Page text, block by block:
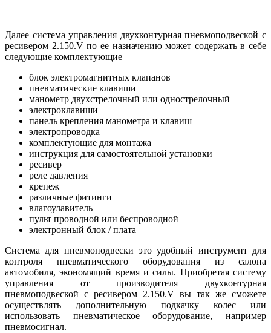
Далее система управления двухконтурная пневмоподвеской с
ресивером 2.150.V по ее назначению может содержать в себе
следующие комплектующие
блок электромагнитных клапанов
пневматические клавиши
манометр двухстрелочный или однострелочный
электроклавиши
панель крепления манометра и клавиш
электропроводка
комплектующие для монтажа
инструкция для самостоятельной установки
ресивер
реле давления
крепеж
различные фитинги
влагоулавитель
пульт проводной или беспроводной
электронный блок / плата
Система для пневмоподвески это удобный инструмент для
контроля пневматического оборудования из салона
автомобиля, экономящий время и силы. Приобретая систему
управления от производителя двухконтурная
пневмоподвеской с ресивером 2.150.V вы так же сможете
осуществлять дополнительную подкачку колес или
использовать пневматическое оборудование, например
пневмосигнал.